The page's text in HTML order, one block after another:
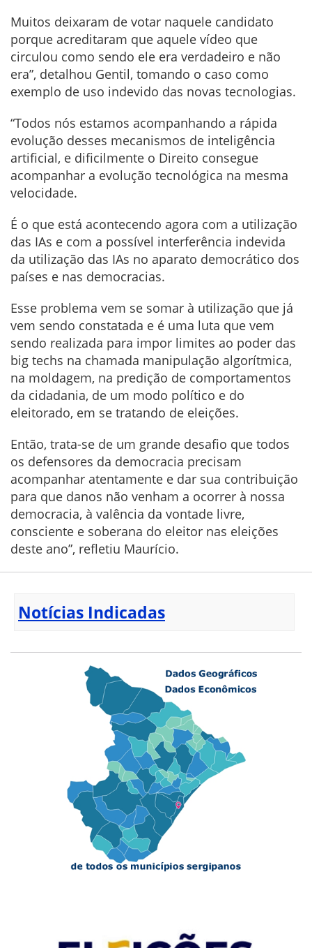
Muitos deixaram de votar naquele candidato
porque acreditaram que aquele vídeo que
circulou como sendo ele era verdadeiro e não
era”, detalhou Gentil, tomando o caso como
exemplo de uso indevido das novas tecnologias.
“Todos nós estamos acompanhando a rápida
evolução desses mecanismos de inteligência
artificial, e dificilmente o Direito consegue
acompanhar a evolução tecnológica na mesma
velocidade.
É o que está acontecendo agora com a utilização
das IAs e com a possível interferência indevida
da utilização das IAs no aparato democrático dos
países e nas democracias.
Esse problema vem se somar à utilização que já
vem sendo constatada e é uma luta que vem
sendo realizada para impor limites ao poder das
big techs na chamada manipulação algorítmica,
na moldagem, na predição de comportamentos
da cidadania, de um modo político e do
eleitorado, em se tratando de eleições.
Então, trata-se de um grande desafio que todos
os defensores da democracia precisam
acompanhar atentamente e dar sua contribuição
para que danos não venham a ocorrer à nossa
democracia, à valência da vontade livre,
consciente e soberana do eleitor nas eleições
deste ano”, refletiu Maurício.
Notícias Indicadas